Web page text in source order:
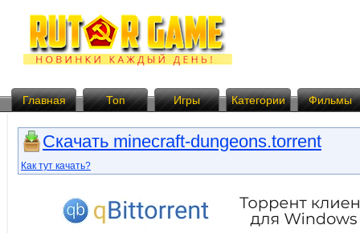
Главная Топ Игры Категории Фильмы
Скачать minecraft-dungeons.torrent
Как тут качать?